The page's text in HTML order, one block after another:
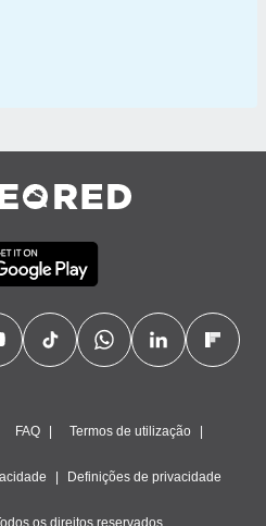
FAQ Termos de utilização
Definições de privacidade
os direitos reservados